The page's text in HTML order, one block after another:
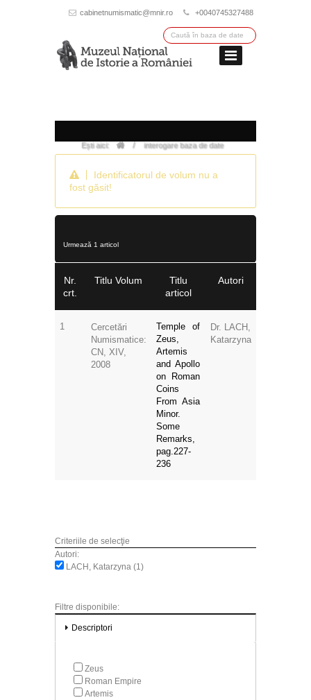
cabinetnumismatic@mnir.ro +0040745327488
Ești aici: / interogare baza de date
Identificatorul de volum nu a
fost găsit!
Urmează 1 articol
Nr.
crt.
Titlu Volum
Titlu
articol
Autori
1
Cercetări
Numismatice:
CN, XIV,
2008
Temple of
Zeus,
Artemis
and Apollo
on Roman
Coins
From Asia
Minor.
Some
Remarks,
pag.227-
236
Dr. LACH,
Katarzyna
Criteriile de selecţie
Autori:
LACH, Katarzyna (1)
Filtre disponibile:
Descriptori
Zeus
Roman Empire
Artemis